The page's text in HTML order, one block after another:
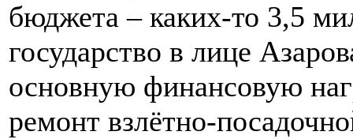
бюджета – каких-то 3,5
государство в лице
основную финансовую
ремонт взлётно-